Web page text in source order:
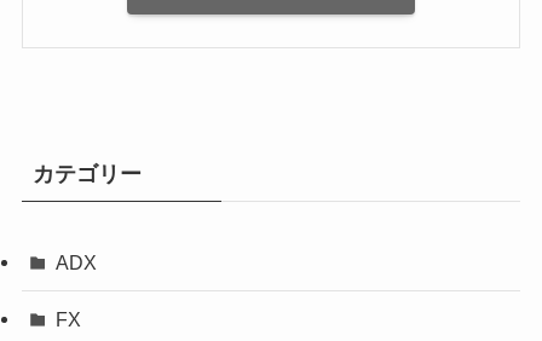
カテゴリー
ADX
FX